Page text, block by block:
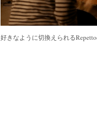
好きなように切換えられる